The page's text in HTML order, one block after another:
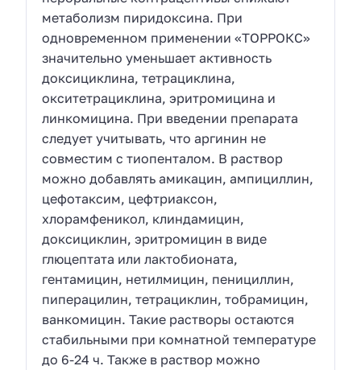
метаболизм пиридоксина. При
одновременном применении «ТОРРОКС»
значительно уменьшает активность
доксициклина, тетрациклина,
окситетрациклина, эритромицина и
линкомицина. При введении препарата
следует учитывать, что аргинин не
совместим с тиопенталом. В раствор
можно добавлять амикацин, ампициллин,
цефотаксим, цефтриаксон,
хлорамфеникол, клиндамицин,
доксициклин, эритромицин в виде
глюцептата или лактобионата,
гентамицин, нетилмицин, пенициллин,
пиперацилин, тетрациклин, тобрамицин,
ванкомицин. Такие растворы остаются
стабильными при комнатной температуре
до 6-24 ч. Также в раствор можно